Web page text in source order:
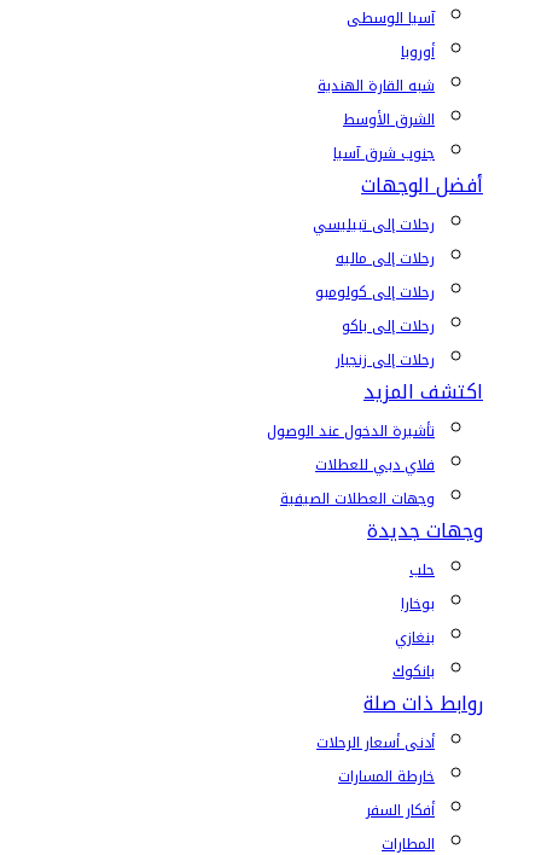
آسيا الوسطى
أوروبا
شبه القارة الهندية
الشرق الأوسط
جنوب شرق آسيا
أفضل الوجهات
رحلات إلى تبيليسي
رحلات إلى ماليه
رحلات إلى كولومبو
رحلات إلى باكو
رحلات إلى زنجبار
اكتشف المزيد
تأشيرة الدخول عند الوصول
فلاي دبي للعطلات
وجهات العطلات الصيفية
وجهات جديدة
حلب
بوخارا
بنغازي
بانكوك
روابط ذات صلة
أدنى أسعار الرحلات
خارطة المسارات
أفكار السفر
المطارات